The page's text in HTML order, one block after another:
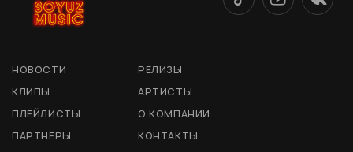
НОВОСТИ
РЕЛИЗЫ
КЛИПЫ
АРТИСТЫ
ПЛЕЙЛИСТЫ
О КОМПАНИИ
ПАРТНЕРЫ
КОНТАКТЫ